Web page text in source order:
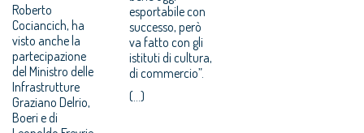
Roberto
Cociancich, ha
visto anche la
partecipazione
del Ministro delle
Infrastrutture
Graziano Delrio,
Boeri e di
esportabile con
successo, però
va fatto con gli
istituti di cultura,
di commercio”.
(…)